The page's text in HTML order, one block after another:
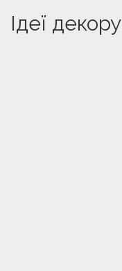
Ідеї декору